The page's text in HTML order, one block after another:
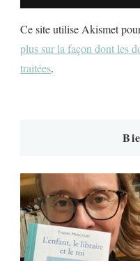
Ce site utilise Akismet
plus sur la façon dont les
traitées.